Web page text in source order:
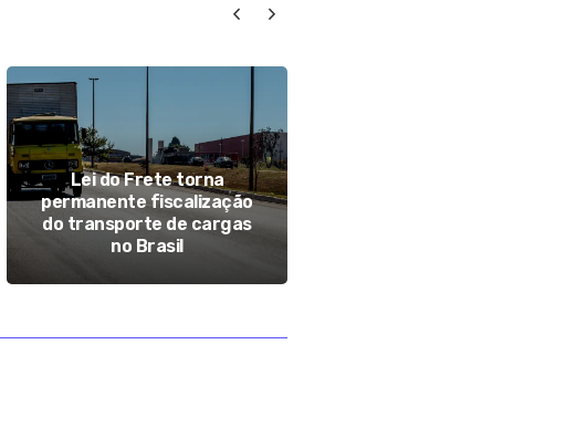
Lei do Frete torna
permanente fiscalização
do transporte de cargas
no Brasil